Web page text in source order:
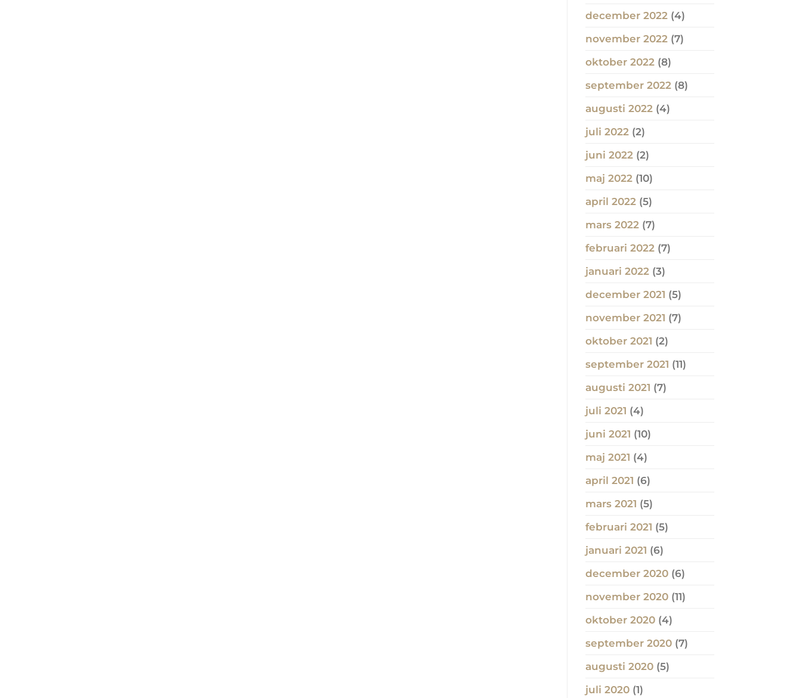
december 2022(4)
november 2022(7)
oktober 2022(8)
september 2022(8)
augusti 2022(4)
juli 2022(2)
juni 2022(2)
maj 2022(10)
april 2022(5)
mars 2022(7)
februari 2022(7)
januari 2022(3)
december 2021 (5)
november 2021 (7)
oktober 2021 (2)
september 2021 (11)
augusti 2021 (7)
juli 2021 (4)
juni 2021 (10)
maj 2021 (4)
april 2021 (6)
mars 2021 (5)
februari 2021 (5)
januari 2021 (6)
december 2020(6)
november 2020(11)
oktober 2020(4)
september 2020(7)
augusti 2020(5)
juli 2020(1)